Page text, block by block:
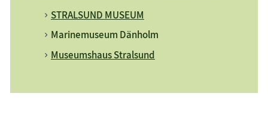
STRALSUND MUSEUM
Marinemuseum Dänholm
Museumshaus Stralsund